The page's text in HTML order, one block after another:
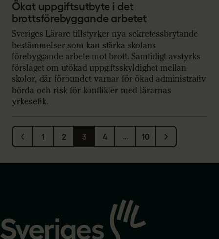
Ökat uppgiftsutbyte i det
brottsförebyggande arbetet
Sveriges Lärare tillstyrker nya sekretessbrytande
bestämmelser som kan stärka skolans
förebyggande arbete mot brott. Samtidigt avstyrks
förslaget om utökad uppgiftsskyldighet mellan
skolor, där förbundet varnar för ökad administrativ
börda och risk för konflikter med lärarnas
yrkesetik.
1 2 3 4 … 10
startsidan